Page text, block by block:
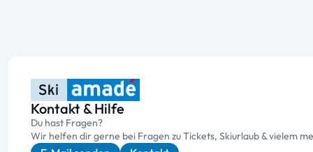
Kontakt & Hilfe
Du hast Fragen?
Wir helfen dir gerne bei Fragen zu Tickets, Skiurlaub & vielem